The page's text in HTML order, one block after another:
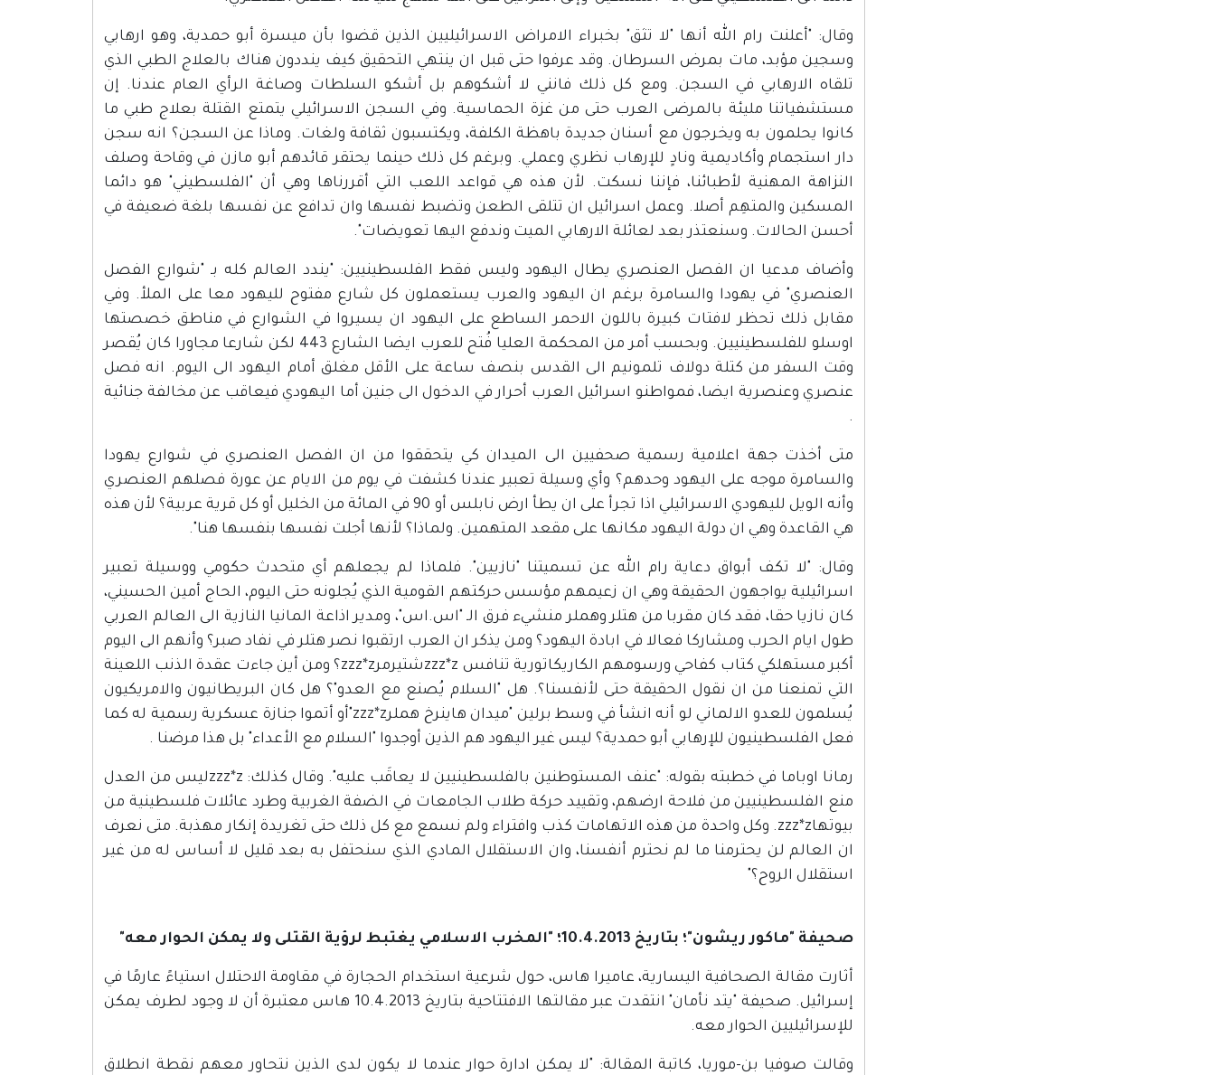
وقال: "أعلنت رام الله أنها "لا تثق" بخبراء الامراض الاسرائيليين الذين قضوا بأن ميسرة أبو حمدية، وهو ارهابي
وسجين مؤبد، مات بمرض السرطان. وقد عرفوا حتى قبل ان ينتهي التحقيق كيف ينددون هناك بالعلاج الطبي الذي
تلقاه الارهابي في السجن. ومع كل ذلك فانني لا أشكوهم بل أشكو السلطات وصاغة الرأي العام عندنا. إن
مستشفياتنا مليئة بالمرضى العرب حتى من غزة الحماسية. وفي السجن الاسرائيلي يتمتع القتلة بعلاج طبي ما
كانوا يحلمون به ويخرجون مع أسنان جديدة باهظة الكلفة، ويكتسبون ثقافة ولغات. وماذا عن السجن؟ انه سجن
دار استجمام وأكاديمية ونادٍ للإرهاب نظري وعملي. وبرغم كل ذلك حينما يحتقر قائدهم أبو مازن في وقاحة وصلف
النزاهة المهنية لأطبائنا، فإننا نسكت. لأن هذه هي قواعد اللعب التي أقررناها وهي أن "الفلسطيني" هو دائما
المسكين والمتهِم أصلا. وعمل اسرائيل ان تتلقى الطعن وتضبط نفسها وان تدافع عن نفسها بلغة ضعيفة في
أحسن الحالات. وسنعتذر بعد لعائلة الارهابي الميت وندفع اليها تعويضات".
وأضاف مدعيا ان الفصل العنصري يطال اليهود وليس فقط الفلسطينيين: "يندد العالم كله بـ "شوارع الفصل
العنصري" في يهودا والسامرة برغم ان اليهود والعرب يستعملون كل شارع مفتوح لليهود معا على الملأ. وفي
مقابل ذلك تحظر لافتات كبيرة باللون الاحمر الساطع على اليهود ان يسيروا في الشوارع في مناطق خصصتها
اوسلو للفلسطينيين. وبحسب أمر من المحكمة العليا فُتح للعرب ايضا الشارع 443 لكن شارعا مجاورا كان يُقصر
وقت السفر من كتلة دولاف تلمونيم الى القدس بنصف ساعة على الأقل مغلق أمام اليهود الى اليوم. انه فصل
عنصري وعنصرية ايضا، فمواطنو اسرائيل العرب أحرار في الدخول الى جنين أما اليهودي فيعاقب عن مخالفة جنائية
.
متى أخذت جهة اعلامية رسمية صحفيين الى الميدان كي يتحققوا من ان الفصل العنصري في شوارع يهودا
والسامرة موجه على اليهود وحدهم؟ وأي وسيلة تعبير عندنا كشفت في يوم من الايام عن عورة فصلهم العنصري
وأنه الويل لليهودي الاسرائيلي اذا تجرأ على ان يطأ ارض نابلس أو 90 في المائة من الخليل أو كل قرية عربية؟ لأن هذه
هي القاعدة وهي ان دولة اليهود مكانها على مقعد المتهمين. ولماذا؟ لأنها أجلت نفسها بنفسها هنا".
وقال: "لا تكف أبواق دعاية رام الله عن تسميتنا "نازيين". فلماذا لم يجعلهم أي متحدث حكومي ووسيلة تعبير
اسرائيلية يواجهون الحقيقة وهي ان زعيمهم مؤسس حركتهم القومية الذي يُجلونه حتى اليوم، الحاج أمين الحسيني،
كان نازيا حقا، فقد كان مقربا من هتلر وهملر منشيء فرق الـ "اس.اس"، ومدير اذاعة المانيا النازية الى العالم العربي
طول ايام الحرب ومشاركا فعالا في ابادة اليهود؟ ومن يذكر ان العرب ارتقبوا نصر هتلر في نفاد صبر؟ وأنهم الى اليوم
أكبر مستهلكي كتاب كفاحي ورسومهم الكاريكاتورية تنافس zzz*zشتيرمرzzz*z؟ ومن أين جاءت عقدة الذنب اللعينة
التي تمنعنا من ان نقول الحقيقة حتى لأنفسنا؟. هل "السلام يُصنع مع العدو"؟ هل كان البريطانيون والامريكيون
يُسلمون للعدو الالماني لو أنه انشأ في وسط برلين "ميدان هاينرخ هملرzzz*z"أو أتموا جنازة عسكرية رسمية له كما
فعل الفلسطينيون للإرهابي أبو حمدية؟ ليس غير اليهود هم الذين أوجدوا "السلام مع الأعداء" بل هذا مرضنا .
رمانا اوباما في خطبته بقوله: "عنف المستوطنين بالفلسطينيين لا يعاقَب عليه". وقال كذلك: zzz*zليس من العدل
منع الفلسطينيين من فلاحة ارضهم، وتقييد حركة طلاب الجامعات في الضفة الغربية وطرد عائلات فلسطينية من
بيوتهاzzz*z. وكل واحدة من هذه الاتهامات كذب وافتراء ولم نسمع مع كل ذلك حتى تغريدة إنكار مهذبة. متى نعرف
ان العالم لن يحترمنا ما لم نحترم أنفسنا، وان الاستقلال المادي الذي سنحتفل به بعد قليل لا أساس له من غير
استقلال الروح؟"
صحيفة "ماكور ريشون"؛ بتاريخ 10.4.2013؛ "المخرب الاسلامي يغتبط لرؤية القتلى ولا يمكن الحوار معه"
أثارت مقالة الصحافية اليسارية، عاميرا هاس، حول شرعية استخدام الحجارة في مقاومة الاحتلال استياءً عارمًا في
إسرائيل. صحيفة "يتد نأمان" انتقدت عبر مقالتها الافتتاحية بتاريخ 10.4.2013 هاس معتبرة أن لا وجود لطرف يمكن
للإسرائيليين الحوار معه.
وقالت صوفيا بن-موريا، كاتبة المقالة: "لا يمكن ادارة حوار عندما لا يكون لدى الذين نتحاور معهم نقطة انطلاق